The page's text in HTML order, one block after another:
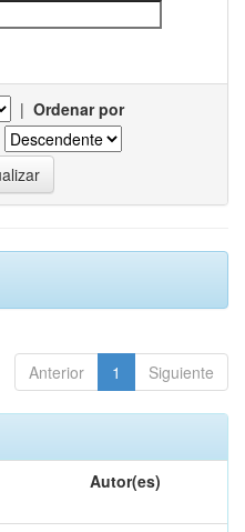
| Ordenar por
Anterior 1 Siguiente
Autor(es)